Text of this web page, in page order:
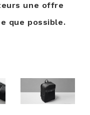
une offre
que possible.